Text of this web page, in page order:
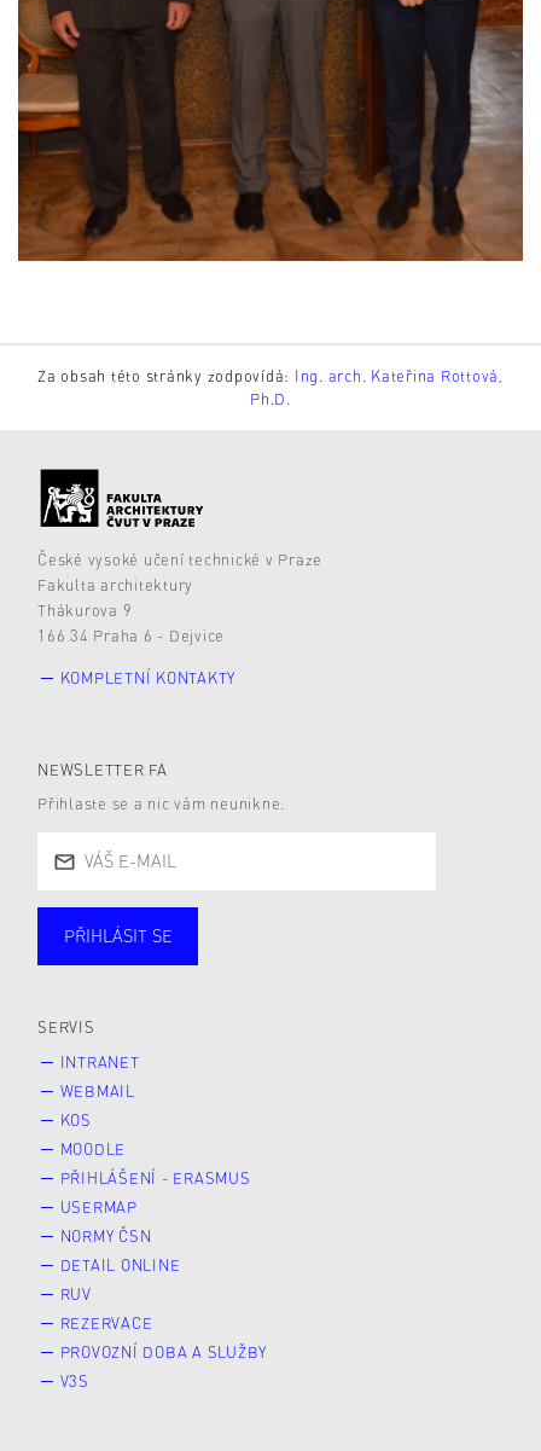
Za obsah této stránky zodpovídá: Ing. arch. Kateřina Rottová,
Ph.D.
České vysoké učení technické v Praze
Fakulta architektury
Thákurova 9
166 34 Praha 6 - Dejvice
KOMPLETNÍ KONTAKTY
NEWSLETTER FA
Přihlaste se a nic vám neunikne.
PŘIHLÁSIT SE
SERVIS
INTRANET
WEBMAIL
KOS
MOODLE
PŘIHLÁŠENÍ - ERASMUS
USERMAP
NORMY ČSN
DETAIL ONLINE
RUV
REZERVACE
PROVOZNÍ DOBA A SLUŽBY
V3S